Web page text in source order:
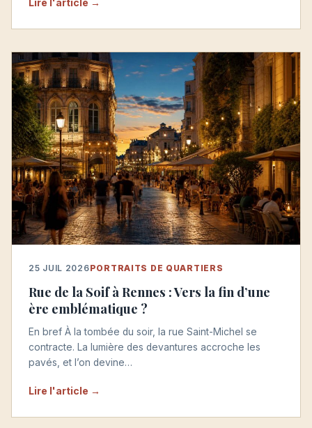
25 JUIL 2026PORTRAITS DE QUARTIERS
Rue de la Soif à Rennes : Vers la fin d’une
ère emblématique ?
En bref À la tombée du soir, la rue Saint-Michel se
contracte. La lumière des devantures accroche les
pavés, et l’on devine…
Lire l'article →